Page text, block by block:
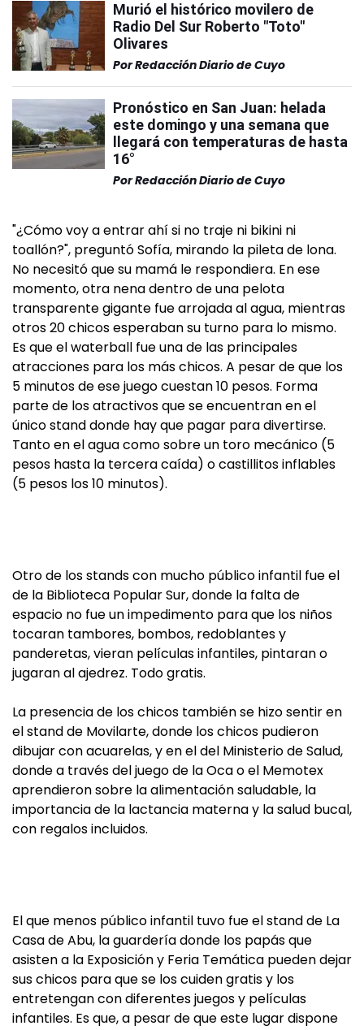
Murió el histórico movilero de
Radio Del Sur Roberto "Toto"
Olivares
PorRedacción Diario de Cuyo
Pronóstico en San Juan: helada
este domingo y una semana que
llegará con temperaturas de hasta
16°
PorRedacción Diario de Cuyo
"¿Cómo voy a entrar ahí si no traje ni bikini ni
toallón?", preguntó Sofía, mirando la pileta de lona.
No necesitó que su mamá le respondiera. En ese
momento, otra nena dentro de una pelota
transparente gigante fue arrojada al agua, mientras
otros 20 chicos esperaban su turno para lo mismo.
Es que el waterball fue una de las principales
atracciones para los más chicos. A pesar de que los
5 minutos de ese juego cuestan 10 pesos. Forma
parte de los atractivos que se encuentran en el
único stand donde hay que pagar para divertirse.
Tanto en el agua como sobre un toro mecánico (5
pesos hasta la tercera caída) o castillitos inflables
(5 pesos los 10 minutos).
Otro de los stands con mucho público infantil fue el
de la Biblioteca Popular Sur, donde la falta de
espacio no fue un impedimento para que los niños
tocaran tambores, bombos, redoblantes y
panderetas, vieran películas infantiles, pintaran o
jugaran al ajedrez. Todo gratis.
La presencia de los chicos también se hizo sentir en
el stand de Movilarte, donde los chicos pudieron
dibujar con acuarelas, y en el del Ministerio de Salud,
donde a través del juego de la Oca o el Memotex
aprendieron sobre la alimentación saludable, la
importancia de la lactancia materna y la salud bucal,
con regalos incluidos.
El que menos público infantil tuvo fue el stand de La
Casa de Abu, la guardería donde los papás que
asisten a la Exposición y Feria Temática pueden dejar
sus chicos para que se los cuiden gratis y los
entretengan con diferentes juegos y películas
infantiles. Es que, a pesar de que este lugar dispone